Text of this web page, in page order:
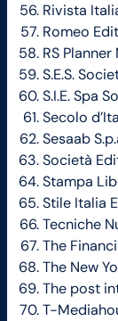
Rivista
Romeo
RS Planner
S.E.S.
S.I.E. Spa
Secolo
Sesaab
Società
Stampa
Stile Italia
Tecniche
The
The New
The post
T-